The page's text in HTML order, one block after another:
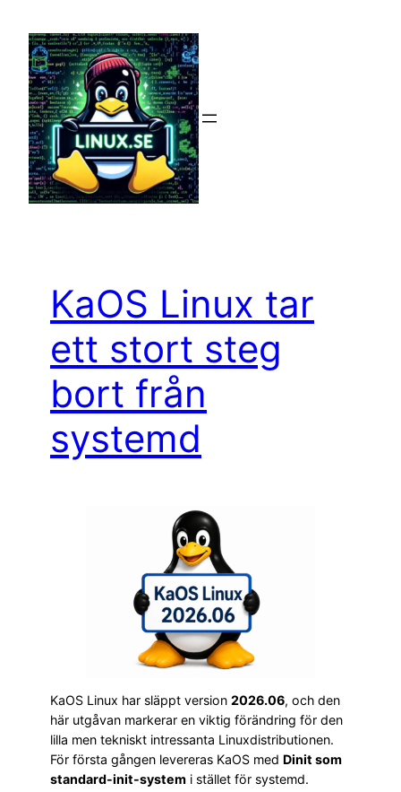
innehåll
KaOS Linux tar
ett stort steg
bort från
systemd
KaOS Linux har släppt version 2026.06, och den
här utgåvan markerar en viktig förändring för den
lilla men tekniskt intressanta Linuxdistributionen.
För första gången levereras KaOS med Dinit som
standard-init-system i stället för systemd.